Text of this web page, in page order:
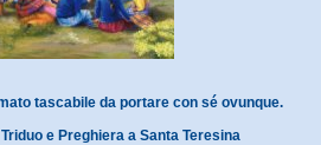
tascabile da portare con sé ovunque.
e Preghiera a Santa Teresina